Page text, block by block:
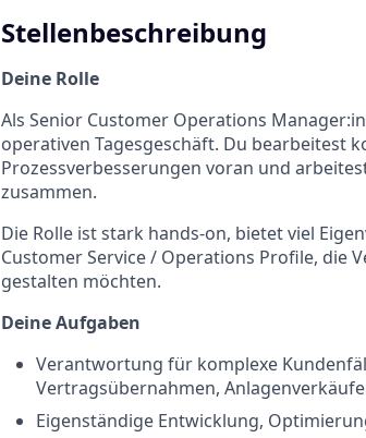
Stellenbeschreibung
Deine Rolle
Als Senior Customer Operations
operativen Tagesgeschäft. Du bearbeitest
Prozessverbesserungen voran und
zusammen.
Die Rolle ist stark hands-on, bietet viel
Customer Service / Operations Profile, die
gestalten möchten.
Deine Aufgaben
Verantwortung für komplexe
Vertragsübernahmen,
Eigenständige Entwicklung,